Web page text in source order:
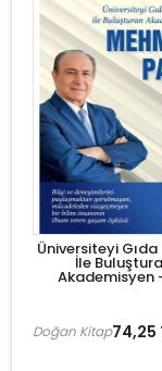
Üniversiteyi
İle
Akademisyen
74,25
Doğan Kitap